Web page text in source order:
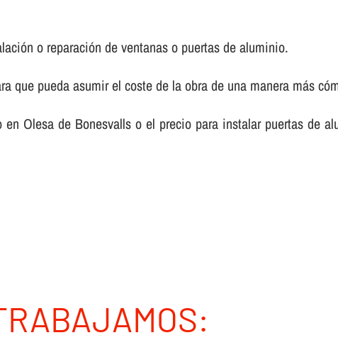
o reparación de ventanas o puertas de aluminio.
que pueda asumir el coste de la obra de una manera más
Olesa de Bonesvalls o el precio para instalar puertas de